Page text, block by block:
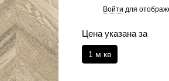
Войти для
Цена указана за
1 м кв